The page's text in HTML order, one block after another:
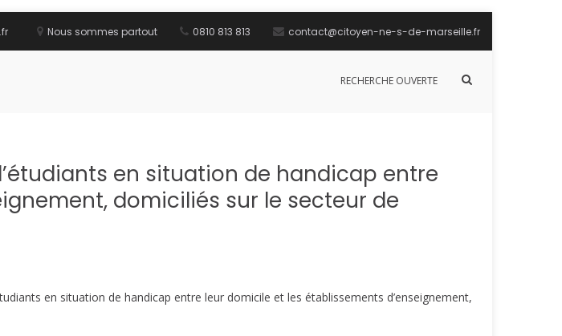
Nous sommes partout 0810 813 813 contact@citoyen-ne-s-de-marseille.fr
RECHERCHE OUVERTE
Afficher
en situation de handicap entre
domiciliés sur le secteur de
en situation de handicap entre leur domicile et les établissements d’enseignement,